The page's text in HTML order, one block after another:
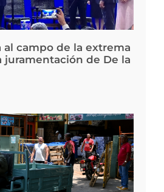
al campo de la extrema
juramentación de De la